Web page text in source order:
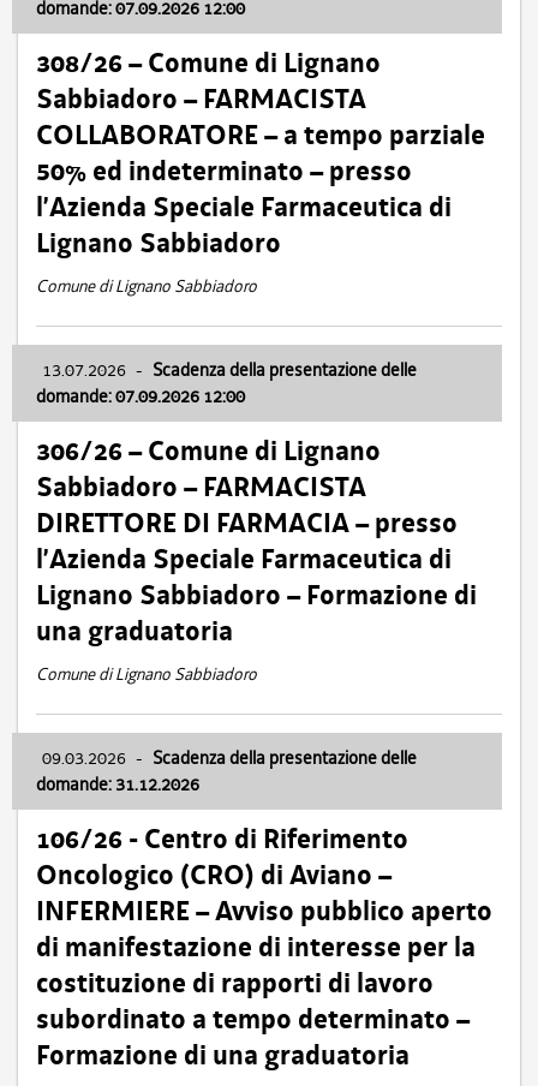
domande: 07.09.2026 12:00
308/26 – Comune di Lignano
Sabbiadoro – FARMACISTA
COLLABORATORE – a tempo parziale
50% ed indeterminato – presso
l’Azienda Speciale Farmaceutica di
Lignano Sabbiadoro
Comune di Lignano Sabbiadoro
13.07.2026 - Scadenza della presentazione delle
domande: 07.09.2026 12:00
306/26 – Comune di Lignano
Sabbiadoro – FARMACISTA
DIRETTORE DI FARMACIA – presso
l’Azienda Speciale Farmaceutica di
Lignano Sabbiadoro – Formazione di
una graduatoria
Comune di Lignano Sabbiadoro
09.03.2026 - Scadenza della presentazione delle
domande: 31.12.2026
106/26 - Centro di Riferimento
Oncologico (CRO) di Aviano –
INFERMIERE – Avviso pubblico aperto
di manifestazione di interesse per la
costituzione di rapporti di lavoro
subordinato a tempo determinato –
Formazione di una graduatoria